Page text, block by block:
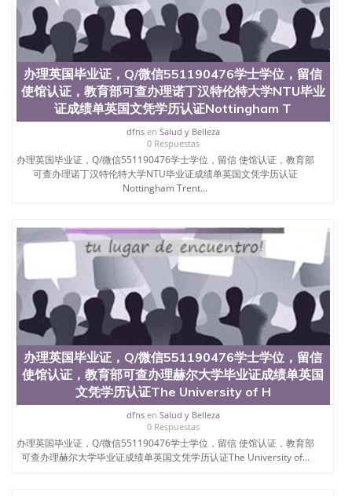
学院的毕业证成绩单所使用的材料，尺寸大小，防伪
结构（包括：水印，阴影底纹，钢印LOGO烫金烫
银，LOGO烫金烫银复合重叠。 文字图案浮雕，激光
镭射，紫外荧光，温感，复印防伪）都有原版本文凭
对照。质量得到了广大海外客户群体的认可，同时和
海外学校留学中介， 同时能做到与时俱进，及时掌握
各大院校的（毕业证，成绩单，资格证，学生卡，结
业证，录取通知书，在读证明等相关材料）的版本更
新信息， 能够在时间掌握的海外学历文凭的样版，尺
寸大小，纸张材质，防伪技术等等，并在时间收集到
原版实物，以求达到客户的需求。 我们的优势： 我
们在保证合理定价的同时，坚持较高性价比，通过品
质和效率不断优化，为您倾情诠释什么是高性价比。
信:551190476办理毕业证成绩单、教育部认证,录取通
知书，雅思，留学回国证明.
公司专业制作、办理、仿制、成绩单文凭、改成绩、
教育部学历学位认证、毕业证、成绩单、文凭、学历
文凭、假文凭假毕业证假学历书制作、假制作、办
理、仿制学位证书、毕业证文凭、文凭毕业证、毕业
证认证、留服认证、使馆认证、使馆证明、使馆留学
回国人员证明、留学生认证、学历认证、文凭认证学
位认证、留学生学历认证、留学生学位认证、英国文
凭学历、美国文凭学历、澳洲文凭学历、加拿大文凭
学历、新西兰学历认证等q:551190476 微信：
551190476 圣何塞州立大学毕业证（San Jose State
University）圣何塞州立大学毕业证（San Jose State
University）圣何塞州立大学毕业证（San Jose State
University）圣何塞州立大学成绩单（San Jose State
University）圣何塞州立大学成绩单（ San Jose State
办理英国毕业证，Q/微信551190476学士学位，留信
使馆认证，教育部可查办理诺丁汉特伦特大学NTU毕业
证成绩单英国文凭学历认证Nottingham T
dfnsen Salud y Belleza
0 Respuestas
办理英国毕业证，Q/微信551190476学士学位，留信 使馆认证，教育部
可查办理诺丁汉特伦特大学NTU毕业证成绩单英国文凭学历认证
Nottingham Trent...
办理英国毕业证，Q/微信551190476学士学位，留信
使馆认证，教育部可查办理赫尔大学毕业证成绩单英国
文凭学历认证The University of H
dfnsen Salud y Belleza
0 Respuestas
办理英国毕业证，Q/微信551190476学士学位，留信 使馆认证，教育部
可查办理赫尔大学毕业证成绩单英国文凭学历认证The University of...